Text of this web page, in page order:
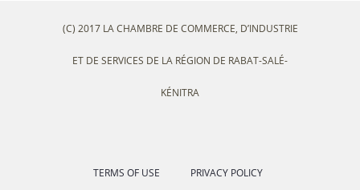
(C) 2017 LA CHAMBRE DE COMMERCE, D’INDUSTRIE
ET DE SERVICES DE LA RÉGION DE RABAT-SALÉ-
KÉNITRA
TERMS OF USE PRIVACY POLICY